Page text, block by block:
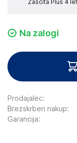
Zaščita Plus 4
Na zalogi
Prodajalec:
Brezskrben nakup:
Garancija: